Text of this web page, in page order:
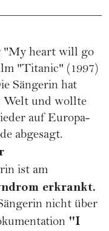
"My heart will go
"Titanic" (1997)
Sängerin hat
Welt und wollte
auf Europa-
abgesagt.
ist am
erkrankt.
nicht über
"I